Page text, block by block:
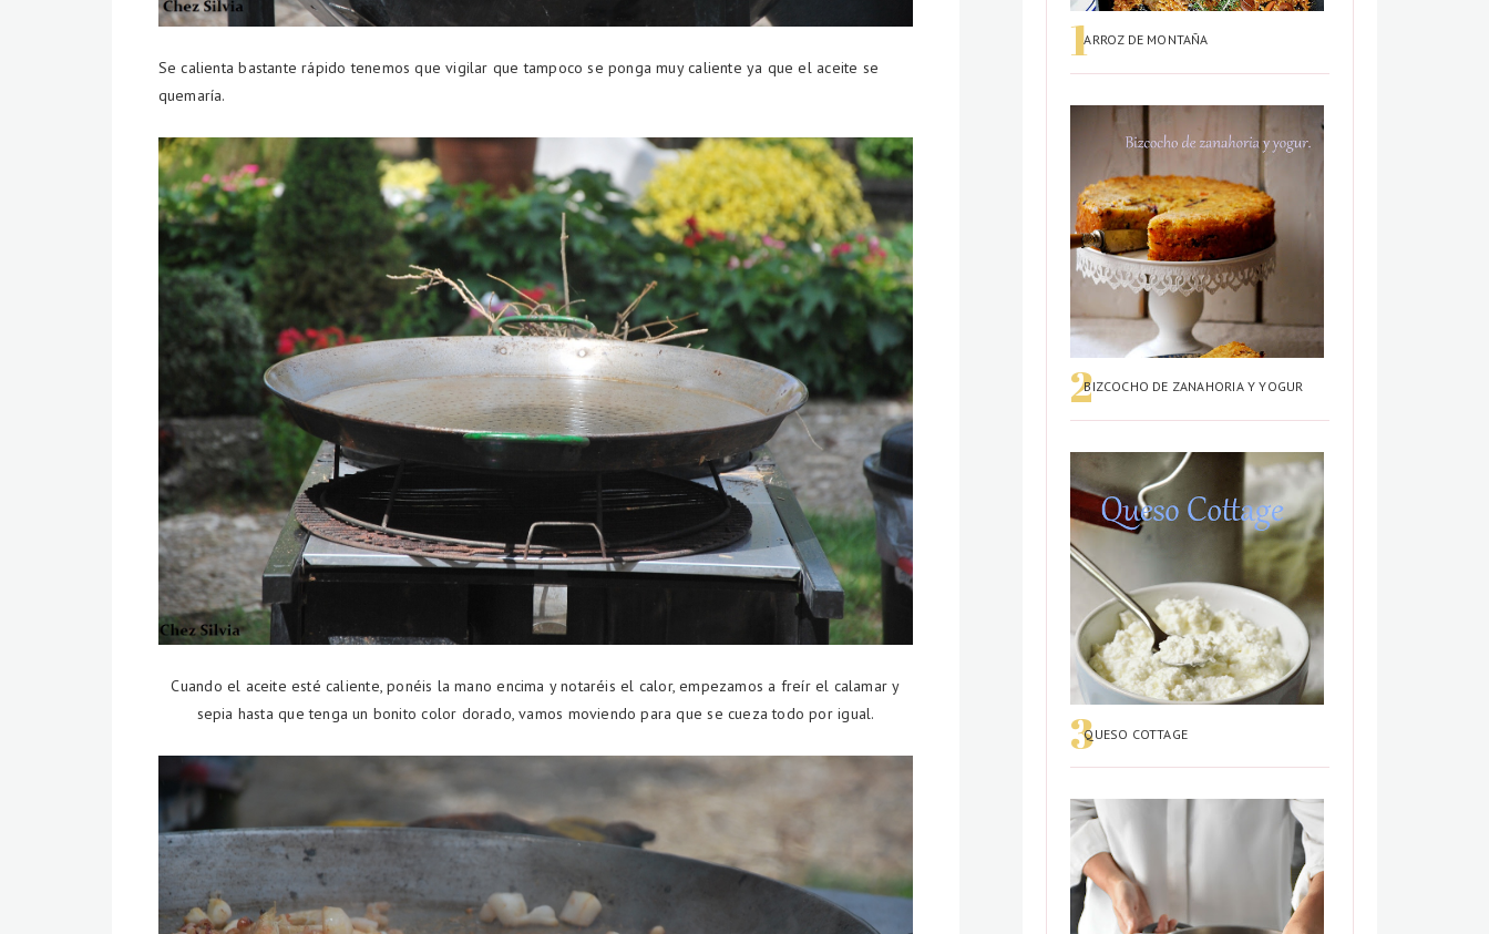
Se calienta bastante rápido tenemos que vigilar que tampoco se ponga muy caliente ya que el aceite se
quemaría.
Cuando el aceite esté caliente, ponéis la mano encima y notaréis el calor, empezamos a freír el calamar y
sepia hasta que tenga un bonito color dorado, vamos moviendo para que se cueza todo por igual.
ARROZ DE MONTAÑA
BIZCOCHO DE ZANAHORIA Y YOGUR
QUESO COTTAGE